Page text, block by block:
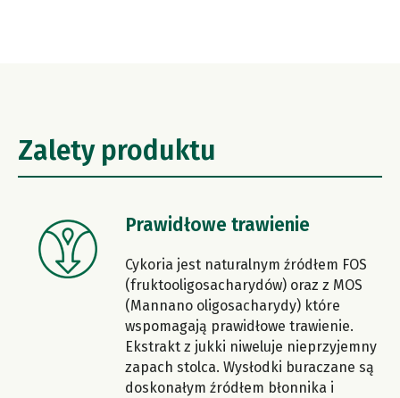
Zalety produktu
Prawidłowe trawienie
Cykoria jest naturalnym źródłem FOS
(fruktooligosacharydów) oraz z MOS
(Mannano oligosacharydy) które
wspomagają prawidłowe trawienie.
Ekstrakt z jukki niweluje nieprzyjemny
zapach stolca. Wysłodki buraczane są
doskonałym źródłem błonnika i